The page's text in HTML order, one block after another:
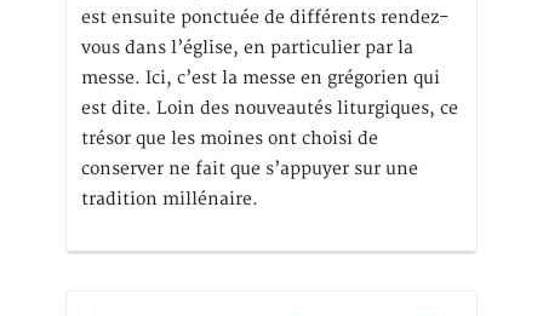
est ensuite ponctuée de différents rendez-
vous dans l’église, en particulier par la
messe. Ici, c’est la messe en grégorien qui
est dite. Loin des nouveautés liturgiques, ce
trésor que les moines ont choisi de
conserver ne fait que s’appuyer sur une
tradition millénaire.